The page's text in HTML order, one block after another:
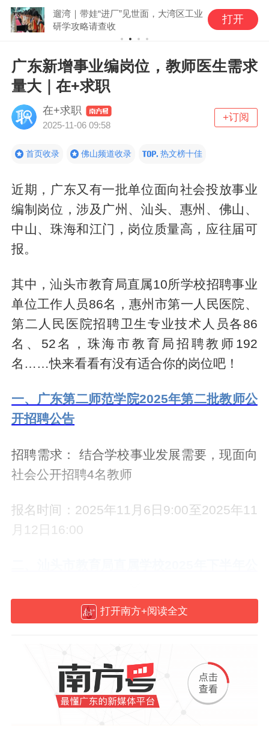
遛湾｜带娃“进厂”见世面，大湾区工业
研学攻略请查收
打开
广东新增事业编岗位，教师医生需求
量大｜在+求职
在+求职
2025-11-06 09:58
+订阅
首页收录 佛山频道收录 热文榜十佳
近期，广东又有一批单位面向社会投放事业
编制岗位，涉及广州、汕头、惠州、佛山、
中山、珠海和江门，岗位质量高，应往届可
报。
其中，汕头市教育局直属10所学校招聘事业
单位工作人员86名，惠州市第一人民医院、
第二人民医院招聘卫生专业技术人员各86
名、52名，珠海市教育局招聘教师192
名……快来看看有没有适合你的岗位吧！
一、广东第二师范学院2025年第二批教师公
开招聘公告
招聘需求： 结合学校事业发展需要，现面向
社会公开招聘4名教师
报名时间：2025年11月6日9:00至2025年11
月12日16:00
招聘需求：10所学校公开招聘事业单位工作
报名时间：2025年11月7日（0时起，以邮
箱收件时间为准）至2025年11月13日（24
打开南方+阅读全文